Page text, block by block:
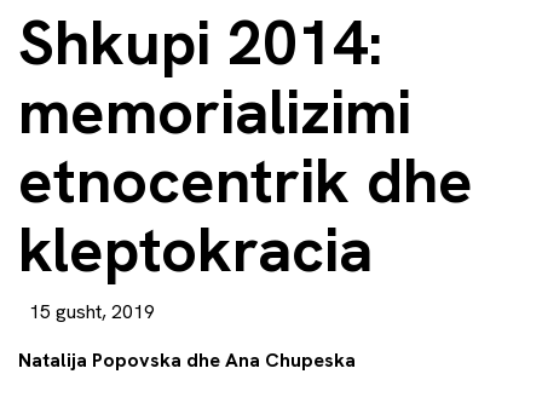
Shkupi 2014:
memorializimi
etnocentrik dhe
kleptokracia
15 gusht, 2019
Natalija Popovska dhe Ana Chupeska